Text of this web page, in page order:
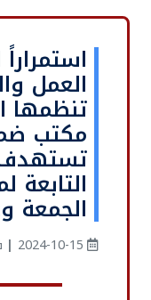
العمل
تنظمها
مكتب
الجمعة
2024-10-15
|